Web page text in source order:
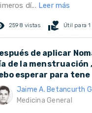
dí... Leer más
2598 vistas volunteer_activism Útil para
de aplicar
de la menstruación
esperar para tene
Jaime A. Betancurth
Medicina General